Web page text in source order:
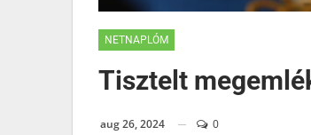
NETNAPLÓM
Tisztelt
aug 26, 2024 0